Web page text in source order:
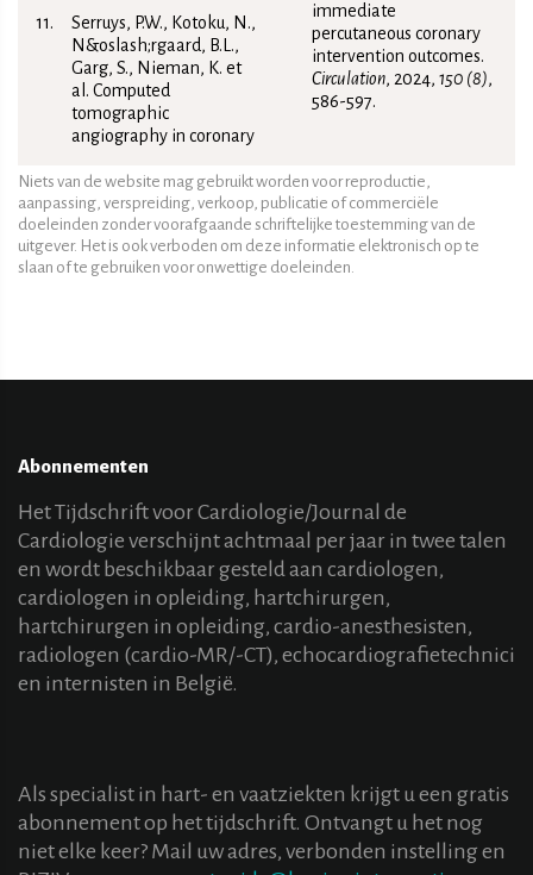
Serruys, P.W., Kotoku, N.,
N&‌oslash;rgaard, B.L.,
Garg, S., Nieman, K. et
al. Computed
tomographic
angiography in coronary
immediate
percutaneous coronary
intervention outcomes.
Circulation, 2024, 150 (8),
586-597.
Niets van de website mag gebruikt worden voor reproductie,
aanpassing, verspreiding, verkoop, publicatie of commerciële
doeleinden zonder voorafgaande schriftelijke toestemming van de
uitgever. Het is ook verboden om deze informatie elektronisch op te
slaan of te gebruiken voor onwettige doeleinden.
Abonnementen
Het Tijdschrift voor Cardiologie/Journal de
Cardiologie verschijnt achtmaal per jaar in twee talen
en wordt beschikbaar gesteld aan cardiologen,
cardiologen in opleiding, hartchirurgen,
hartchirurgen in opleiding, cardio-anesthesisten,
radiologen (cardio-MR/-CT), echocardiografietechnici
en internisten in België.
Als specialist in hart- en vaatziekten krijgt u een gratis
abonnement op het tijdschrift. Ontvangt u het nog
niet elke keer? Mail uw adres, verbonden instelling en